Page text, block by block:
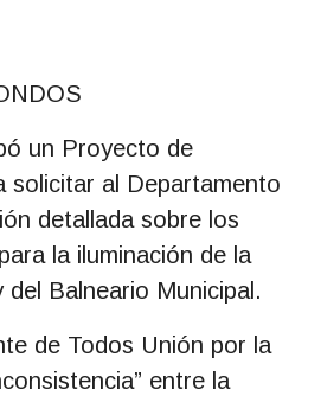
un Proyecto de
solicitar al Departamento
detallada sobre los
la iluminación de la
Balneario Municipal.
de Todos Unión por la
entre la